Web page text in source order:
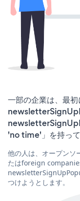
一部の企業は、最
'no time'」を持って
他の人は、オープン
たはforeign
つけようとします。